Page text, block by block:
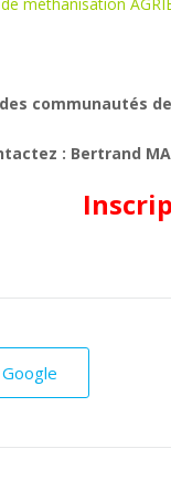
méthanisation
communautés
: Bertrand